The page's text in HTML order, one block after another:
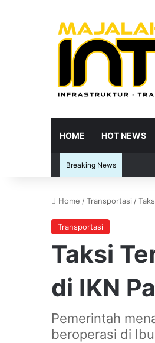
HOME HOT NEWS
Breaking News
Home /Transportasi /
Transportasi
Taksi
di IKN
Pemerintah
beroperasi di